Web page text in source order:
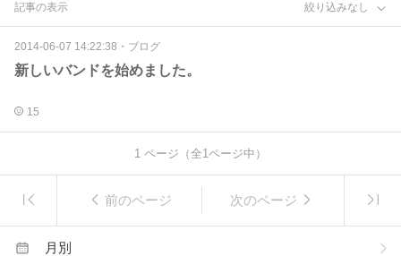
記事の表示 絞り込みなし
2014-06-07 14:22:38 ・ ブログ
新しいバンドを始めました。
15
1 ページ（全1ページ中）
前のページ 次のページ
月別